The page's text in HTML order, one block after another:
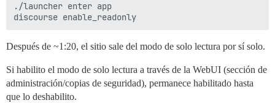
./launcher enter app
Después de ~1:20, el sitio sale del modo de solo lectura por sí solo.
Si habilito el modo de solo lectura a través de la WebUI (sección de
administración/copias de seguridad), permanece habilitado hasta
que lo deshabilito.